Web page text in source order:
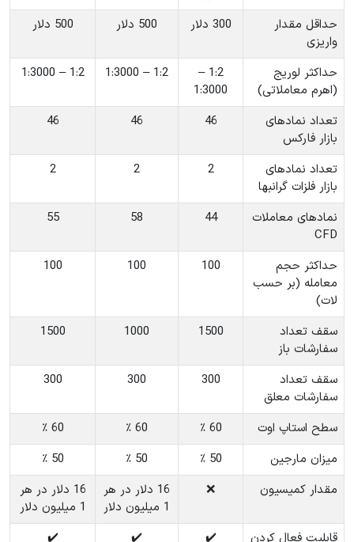
حداقل مقدار
واریزی
300 دلار 500 دلار 500 دلار
حداکثر لوریج
(اهرم معاملاتی)
1:2 –
1:3000
1:2 – 1:3000
1:2 – 1:3000
تعداد نمادهای
بازار فارکس
46
46
46
تعداد نمادهای
بازار فلزات گرانبها
2
2
2
نمادهای معاملات
CFD
44
58
55
حداکثر حجم
معامله (بر حسب
لات)
100
100
100
سقف تعداد
سفارشات باز
1500
1000
1500
سقف تعداد
سفارشات معلق
300
300
300
سطح استاپ اوت 60 ٪ 60 ٪
60 ٪
میزان مارجین
50 ٪ 50 ٪
50 ٪
مقدار کمیسیون
❌
16 دلار در هر
1 میلیون دلار
16 دلار در هر
1 میلیون دلار
قابلیت فعال کردن
✔️
✔️
✔️